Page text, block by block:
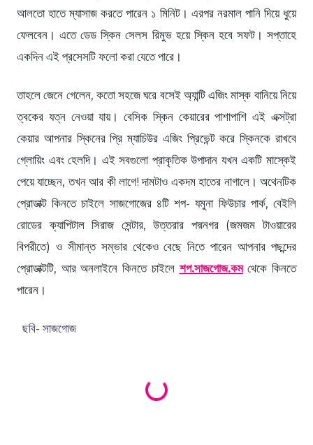
আলতো হাতে ম্যাসাজ করতে পারেন ১ মিনিট। এরপর নরমাল পানি দিয়ে ধুয়ে
ফেলবেন। এতে ডেড স্কিন সেলস রিমুভ হয়ে স্কিন হবে সফট। সপ্তাহে
একদিন এই প্রসেসটি ফলো করা যেতে পারে।
তাহলে জেনে গেলেন, কতো সহজে ঘরে বসেই অ্যান্টি এজিং মাস্ক বানিয়ে নিয়ে
ত্বকের যত্ন নেওয়া যায়। বেসিক স্কিন কেয়ারের পাশাপাশি এই এক্সট্রা
কেয়ার আপনার স্কিনের প্রি ম্যাচিউর এজিং প্রিভেন্ট করে স্কিনকে রাখবে
গ্লোয়িং এবং হেলদি। এই সবগুলো প্রাকৃতিক উপাদান যখন একটি মাস্কেই
পেয়ে যাচ্ছেন, তখন আর কী লাগে! দামটাও একদম হাতের নাগালে। অথেনটিক
প্রোডাক্ট কিনতে চাইলে সাজগোজের ৪টি শপ- যমুনা ফিউচার পার্ক, বেইলি
রোডের ক্যাপিটাল সিরাজ সেন্টার, উত্তরার পদ্মনগর (জমজম টাওয়ারের
বিপরীতে) ও সীমান্ত সম্ভার থেকেও বেছে নিতে পারেন আপনার পছন্দের
প্রোডাক্টটি, আর অনলাইনে কিনতে চাইলে শপ.সাজগোজ.কমথেকে কিনতে
পারেন।
ছবি- সাজগোজ